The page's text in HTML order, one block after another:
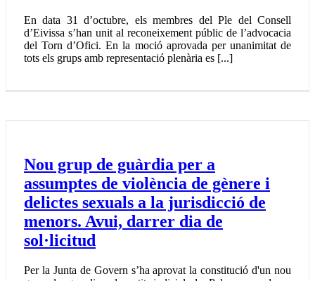
En data 31 d’octubre, els membres del Ple del Consell
dʼEivissa sʼhan unit al reconeixement públic de lʼadvocacia
del Torn dʼOfici. En la moció aprovada per unanimitat de
tots els grups amb representació plenària es [...]
Nou grup de guàrdia per a
assumptes de violència de gènere i
delictes sexuals a la jurisdicció de
menors. Avui, darrer dia de
sol·licitud
Per la Junta de Govern s’ha aprovat la constitució d'un nou